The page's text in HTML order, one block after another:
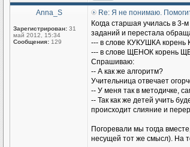
Anna_S
Зарегистрирован: 31
май 2012, 15:34
Сообщения: 129
Re: Я не понимаю.
Когда старшая училась в
заданий и перестала
--- в слове КУКУШКА корень
--- в слове ЩЕНОК корень
Спрашиваю:
-- А как же алгоритм?
Учительница отвечает
-- У меня так в методичке,
-- Так как же детей учить
происходит слияние и
Погоревали мы тогда
несущей тот же смысл). На